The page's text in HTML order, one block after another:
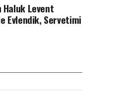
Haluk Levent
Evlendik, Servetimi